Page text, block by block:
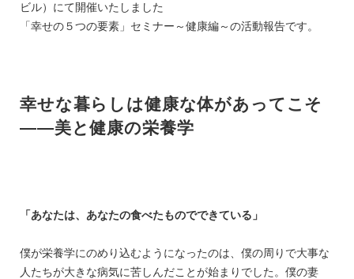
ビル）にて開催いたしました
「幸せの５つの要素」セミナー～健康編～の活動報告です。
幸せな暮らしは健康な体があってこそ
――美と健康の栄養学
「あなたは、あなたの食べたものでできている」
僕が栄養学にのめり込むようになったのは、僕の周りで大事な
人たちが大きな病気に苦しんだことが始まりでした。僕の妻